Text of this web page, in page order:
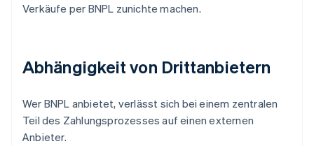
Verkäufe per BNPL zunichte machen.
Abhängigkeit von Drittanbietern
Wer BNPL anbietet, verlässt sich bei einem zentralen
Teil des Zahlungsprozesses auf einen externen
Anbieter.